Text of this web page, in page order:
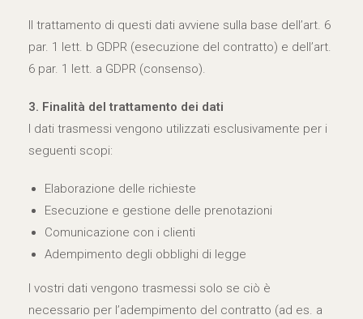
Il trattamento di questi dati avviene sulla base dell’art. 6
par. 1 lett. b GDPR (esecuzione del contratto) e dell’art.
6 par. 1 lett. a GDPR (consenso).
3. Finalità del trattamento dei dati
I dati trasmessi vengono utilizzati esclusivamente per i
seguenti scopi:
Elaborazione delle richieste
Esecuzione e gestione delle prenotazioni
Comunicazione con i clienti
Adempimento degli obblighi di legge
I vostri dati vengono trasmessi solo se ciò è
necessario per l’adempimento del contratto (ad es. a